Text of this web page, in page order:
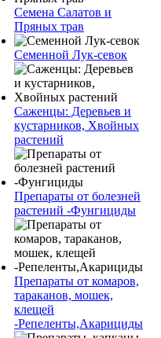
Семена Салатов и
Пряных трав
Семенной Лук-севок
Саженцы: Деревьев и
кустарников, Хвойных
растений
Препараты от болезней
растений -Фунгициды
Препараты от комаров,
тараканов, мошек,
клещей
-Репеленты,Акарициды